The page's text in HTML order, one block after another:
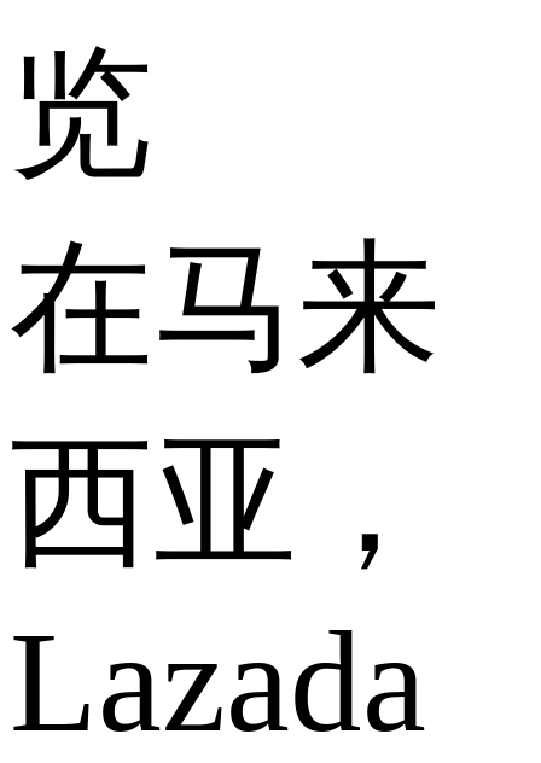
览
在马来
西亚，
Lazada